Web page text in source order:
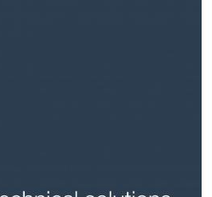
und am Automobil. Die hohen
Branche sind für uns keine Hürde.